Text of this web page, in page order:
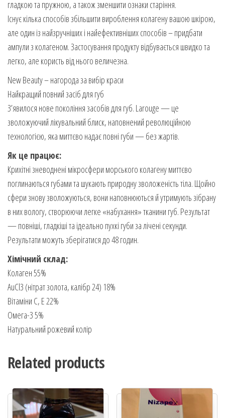
гладкою та пружною, а також зменшити ознаки старіння.
Існує кілька способів збільшити вироблення колагену вашою шкірою,
але один із найзручніших і найефективніших способів – придбати
ампули з колагеном. Застосування продукту відбувається швидко та
легко, але користь від нього величезна.
New Beauty – нагорода за вибір краси
Найкращий повний засіб для губ
З’явилося нове покоління засобів для губ. Larouge — це
зволожуючий лікувальний блиск, наповнений революційною
технологією, яка миттєво надає повні губи — без жартів.
Як це працює:
Крихітні зневоднені мікросфери морського колагену миттєво
поглинаються губами та шукають природну зволоженість тіла. Щойно
сфери знову зволожуються, вони наповнюються й утримують зібрану
в них вологу, створюючи легке «набухання» тканини губ. Результат
— повніші, гладкіші та ідеально пухкі губи за лічені секунди.
Результати можуть зберігатися до 48 годин.
Хімічний склад:
Колаген 55%
AuCl3 (нітрат золота, калібр 24) 18%
Вітаміни С, Е 22%
Омега-3 5%
Натуральний рожевий колір
Related products